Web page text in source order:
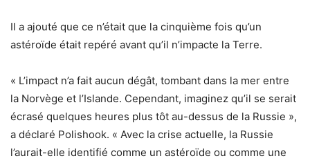
Il a ajouté que ce n’était que la cinquième fois qu’un
astéroïde était repéré avant qu’il n’impacte la Terre.
« L’impact n’a fait aucun dégât, tombant dans la mer entre
la Norvège et l’Islande. Cependant, imaginez qu’il se serait
écrasé quelques heures plus tôt au-dessus de la Russie »,
a déclaré Polishook. « Avec la crise actuelle, la Russie
l’aurait-elle identifié comme un astéroïde ou comme une